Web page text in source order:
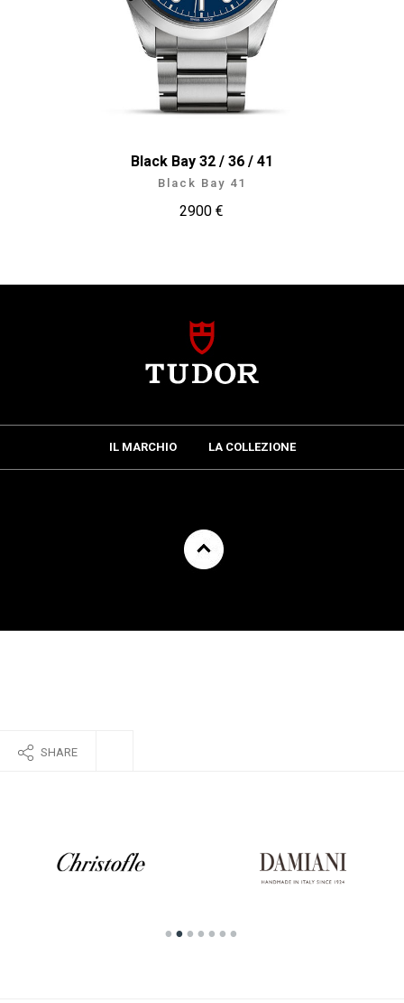
Black Bay 32 / 36 / 41
Black Bay 41
2900 €
IL MARCHIO LA COLLEZIONE
SHARE